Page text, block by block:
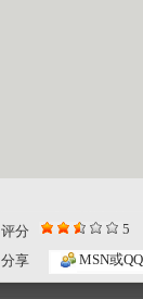
评分 5
分享
MSN或